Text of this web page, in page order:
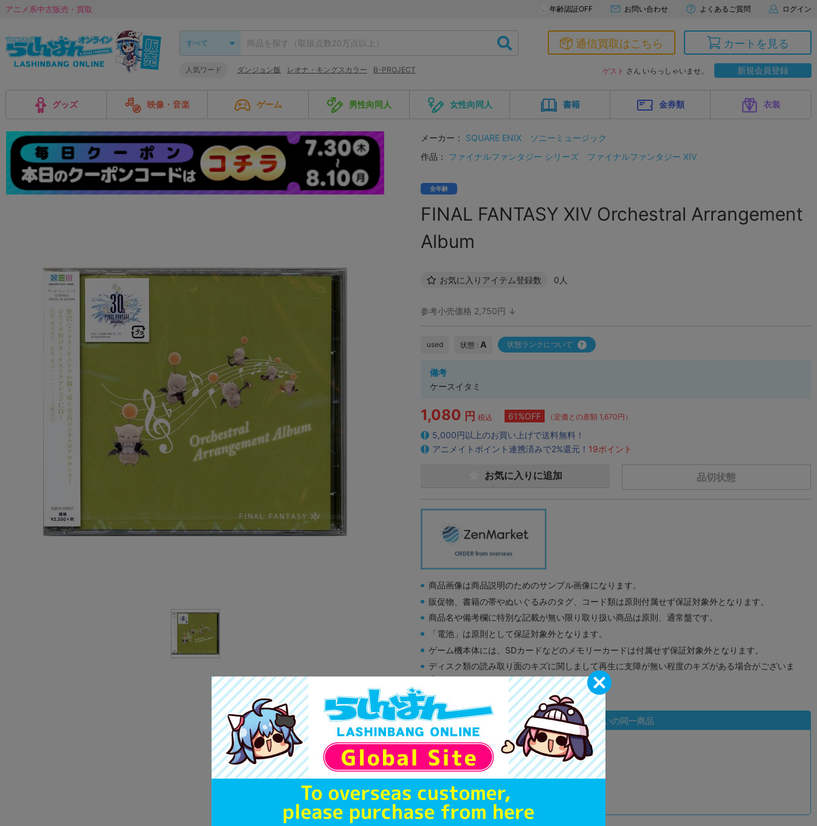
アニメ系中古販売・買取 年齢認証OFF お問い合わせ よくあるご質問 ログイン
人気ワード ダンジョン飯 レオナ・キングスカラー B-PROJECT
通信買取はこちら カートを見る
ゲスト さん いらっしゃいませ。 新規会員登録
グッズ 映像・音楽 ゲーム 男性向同人 女性向同人 書籍 金券類 衣装
メーカー： SQUARE ENIX
ソニーミュージック
作品：
ファイナルファンタジー シリーズ ファイナルファンタジー XIV
全年齢
FINAL FANTASY XIV Orchestral Arrangement
Album
お気に入りアイテム登録数 0人
参考小売価格 2,750円 ↓
used 状態 : A 状態ランクについて
備考
ケースイタミ
1,080 円 税込 61%OFF （定価との差額 1,670円）
5,000円以上のお買い上げで送料無料！
アニメイトポイント連携済みで2%還元！ 19ポイント
品切状態
お気に入りに追加
商品画像は商品説明のためのサンプル画像になります。
販促物、書籍の帯やぬいぐるみのタグ、コード類は原則付属せず保証対象外となります。
商品名や備考欄に特別な記載が無い限り取り扱い商品は原則、通常盤です。
「電池」は原則として保証対象外となります。
ゲーム機本体には、SDカードなどのメモリーカードは付属せず保証対象外となります。
ディスク類の読み取り面のキズに関しまして再生に支障が無い程度のキズがある場合がございま
す。
※詳細につきましてはコチラ
状態違いの同一商品
状態 :A
オンライン
品切状態 990